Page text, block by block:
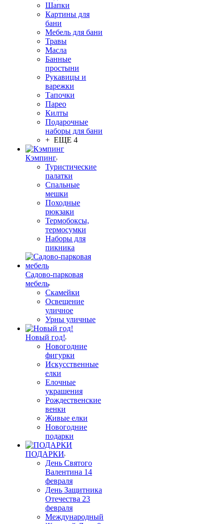
Шапки
Картины для
бани
Мебель для бани
Травы
Масла
Банные
простыни
Рукавицы и
варежки
Тапочки
Парео
Килты
Подарочные
наборы для бани
+ ЕЩЕ 4
Кэмпинг
Туристические
палатки
Спальные
мешки
Походные
рюкзаки
Термобоксы,
термосумки
Наборы для
пикника
Садово-парковая
мебель
Скамейки
Освещение
уличное
Урны уличные
Новый год!
Новогодние
фигурки
Искусственные
елки
Елочные
украшения
Рождественские
венки
Живые елки
Новогодние
подарки
ПОДАРКИ
День Святого
Валентина 14
февраля
День Защитника
Отечества 23
февраля
Международный